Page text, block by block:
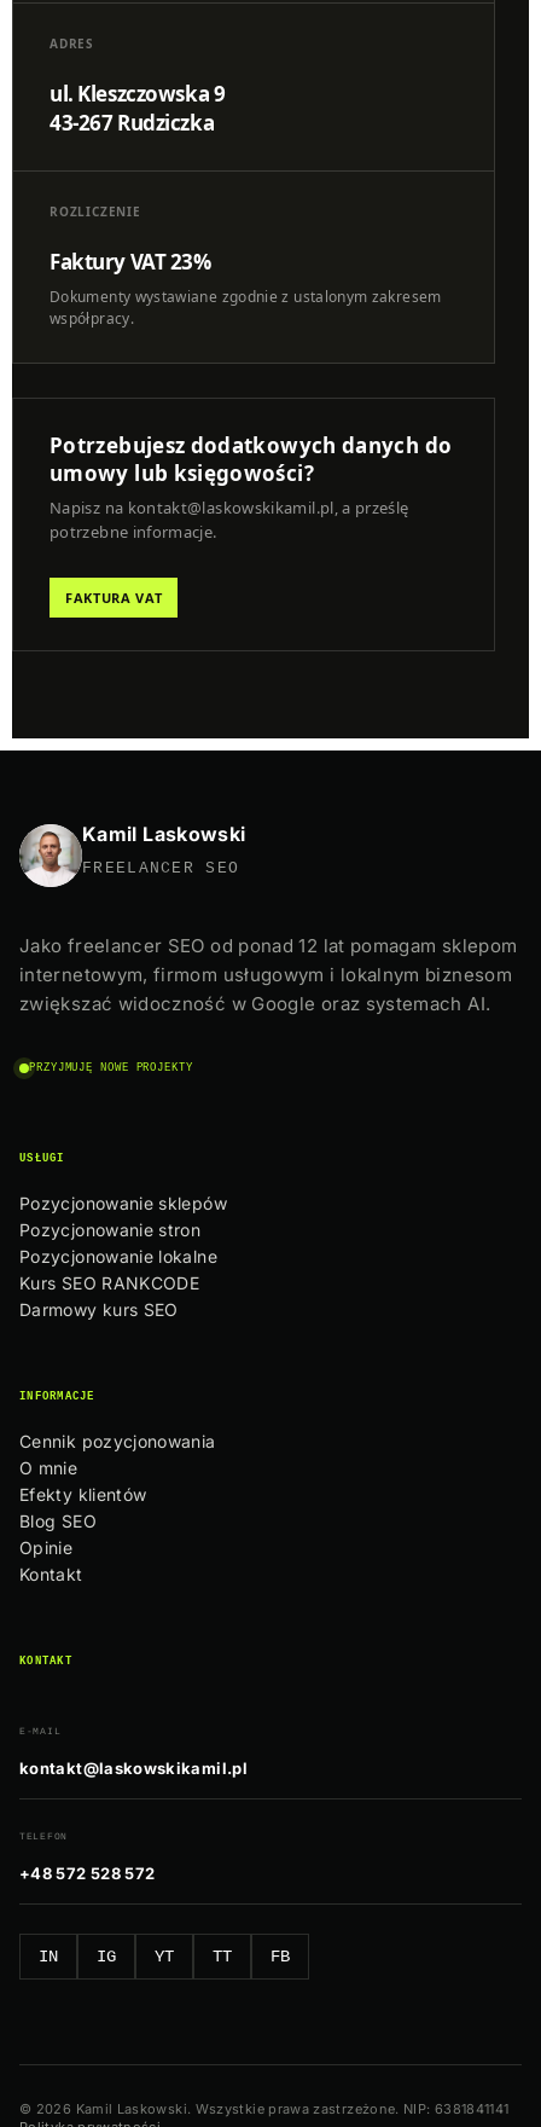
ADRES
ul. Kleszczowska 9
43-267 Rudziczka
ROZLICZENIE
Faktury VAT 23%
Dokumenty wystawiane zgodnie z ustalonym zakresem
współpracy.
Potrzebujesz dodatkowych danych do
umowy lub księgowości?
Napisz na kontakt@laskowskikamil.pl, a prześlę
potrzebne informacje.
FAKTURA VAT
Kamil Laskowski
FREELANCER SEO
Jako freelancer SEO od ponad 12 lat pomagam sklepom
internetowym, firmom usługowym i lokalnym biznesom
zwiększać widoczność w Google oraz systemach AI.
PRZYJMUJĘ NOWE PROJEKTY
USŁUGI
Pozycjonowanie sklepów
Pozycjonowanie stron
Pozycjonowanie lokalne
Kurs SEO RANKCODE
Darmowy kurs SEO
INFORMACJE
Cennik pozycjonowania
O mnie
Efekty klientów
Blog SEO
Opinie
Kontakt
KONTAKT
E-MAIL
kontakt@laskowskikamil.pl
TELEFON
+48 572 528 572
IN IG YT TT FB
© 2026 Kamil Laskowski. Wszystkie prawa zastrzeżone. NIP: 6381841141